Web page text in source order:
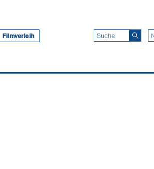
Filmverleih